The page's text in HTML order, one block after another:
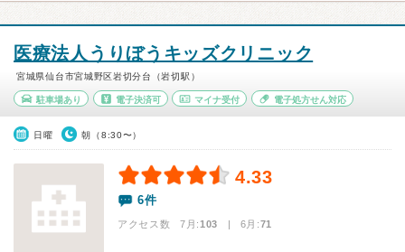
医療法人うりぼうキッズクリニック
宮城県仙台市宮城野区岩切分台（岩切駅）
駐車場あり 電子決済可 マイナ受付 電子処方せん対応
日曜 朝（8:30〜）
4.33
6件
アクセス数 7月:103 | 6月:71